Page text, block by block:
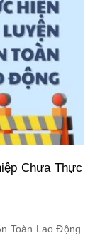
Chưa Thực
Toàn Lao Động